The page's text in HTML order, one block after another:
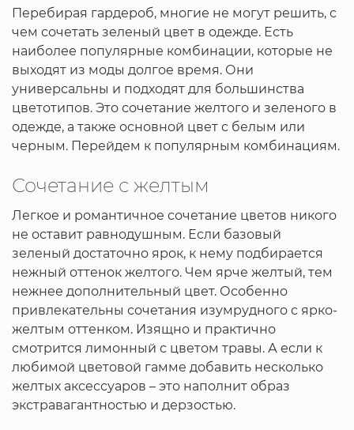
Перебирая гардероб, многие не могут решить, с
чем сочетать зеленый цвет в одежде. Есть
наиболее популярные комбинации, которые не
выходят из моды долгое время. Они
универсальны и подходят для большинства
цветотипов. Это сочетание желтого и зеленого в
одежде, а также основной цвет с белым или
черным. Перейдем к популярным комбинациям.
Сочетание с желтым
Легкое и романтичное сочетание цветов никого
не оставит равнодушным. Если базовый
зеленый достаточно ярок, к нему подбирается
нежный оттенок желтого. Чем ярче желтый, тем
нежнее дополнительный цвет. Особенно
привлекательны сочетания изумрудного с ярко-
желтым оттенком. Изящно и практично
смотрится лимонный с цветом травы. А если к
любимой цветовой гамме добавить несколько
желтых аксессуаров – это наполнит образ
экстравагантностью и дерзостью.